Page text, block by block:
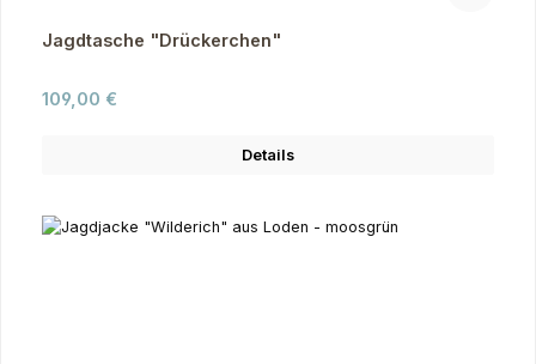
Jagdtasche "Drückerchen"
Regulärer Preis:
109,00 €
Details